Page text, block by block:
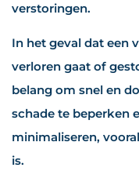
verstoringen.
In het geval dat een
verloren gaat of
belang om snel en
schade te beperken
minimaliseren,
is.